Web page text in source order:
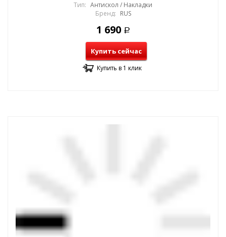
Тип: Антискол / Накладки
Бренд: RUS
1 690 Р
Купить сейчас
Купить в 1 клик